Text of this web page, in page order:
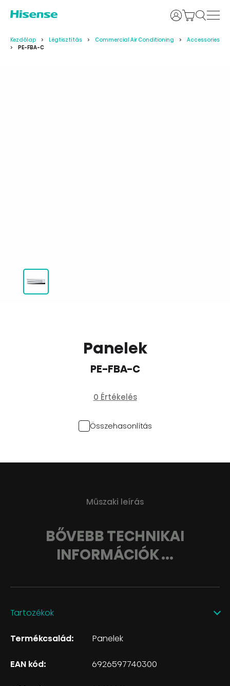
Bejelentkezés
Kezdőlap Légtisztítás Commercial Air Conditioning
Accessories
PE-FBA-C
Panelek
PE-FBA-C
0 Értékelés
Összehasonlítás
Műszaki leírás
BŐVEBB TECHNIKAI
INFORMÁCIÓK ...
Tartozékok
Termékcsalád: Panelek
EAN kód: 6926597740300